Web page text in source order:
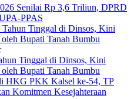
Senilai Rp 3,6 Triliun, DPRD
PPAS
Tinggal di Dinsos, Kini
Bupati Tanah Bumbu